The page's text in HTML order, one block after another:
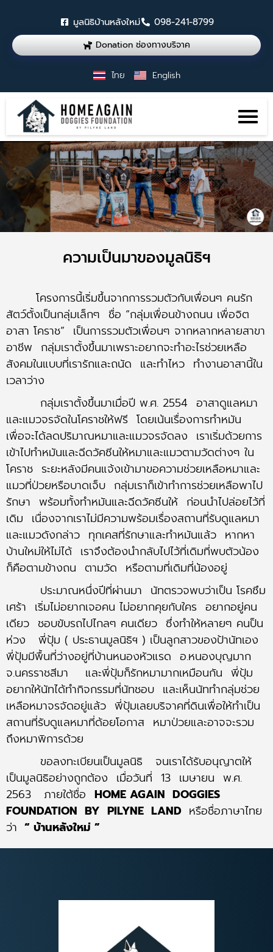
มูลนิธิบ้านหลังใหม่ 098-241-8799
Donation ช่องทางบริจาค
ไทย English
ความเป็นมาของมูลนิธิฯ
โครงการนี้เริ่มขึ้นจากการรวมตัวกับเพื่อนๆ คนรัก
สัตว์ตั้งเป็นกลุ่มเล็กๆ ชื่อ “กลุ่มเพื่อนข้างถนน เพื่อจิต
อาสา โคราช” เป็นการรวมตัวเพื่อนๆ จากหลากหลายสาขา
อาชีพ กลุ่มเราตั้งขึ้นมาเพราะอยากจะทำอะไรช่วยเหลือ
สังคมในแบบที่เรารักและถนัด และทำไหว ทำงานอาสานี้ใน
เวลาว่าง
กลุ่มเราตั้งขึ้นมาเมื่อปี พ.ศ. 2554 อาสาดูแลหมา
และแมวจรจัดในโคราชให้ฟรี โดยเน้นเรื่องการทำหมัน
เพื่อจะได้ลดปริมาณหมาและแมวจรจัดลง เราเริ่มด้วยการ
เข้าไปทำหมันและฉีดวัคซีนให้หมาและแมวตามวัดต่างๆ ใน
โคราช ระยะหลังมีคนแจ้งเข้ามาขอความช่วยเหลือหมาและ
แมวที่ป่วยหรือบาดเจ็บ กลุ่มเราก็เข้าทำการช่วยเหลือพาไป
รักษา พร้อมทั้งทำหมันและฉีดวัคซีนให้ ก่อนนำไปล่อยไว้ที่
เดิม เนื่องจากเราไม่มีความพร้อมเรื่องสถานที่รับดูแลหมา
และแมวดังกล่าว ทุกเคสที่รักษาและทำหมันแล้ว หากหา
บ้านใหม่ให้ไม่ได้ เราจึงต้องนำกลับไปไว้ที่เดิมที่พบตัวน้อง
ก็คือตามข้างถน ตามวัด หรือตามที่เดิมที่น้องอยู่
ประมาณหนึ่งปีที่ผ่านมา นัทตรวจพบว่าเป็น โรคซึม
เศร้า เริ่มไม่อยากเจอคน ไม่อยากคุยกับใคร อยากอยู่คน
เดียว ชอบขับรถไปไกลๆ คนเดียว ซึ่งทำให้หลายๆ คนป็น
ห่วง พี่ปุ้ม ( ประธานมูลนิธิฯ ) เป็นลูกสาวของป้านัทเอง
พี่ปุ้มมีพื้นที่ว่างอยู่ที่บ้านหนองหัวแรด อ.หนองบุญมาก
จ.นครราชสีมา และพี่ปุ้มก็รักหมามากเหมือนกัน พี่ปุ้ม
อยากให้นัทได้ทำกิจกรรมที่นัทชอบ และเห็นนัททำกลุ่มช่วย
เหลือหมาจรจัดอยู่แล้ว พี่ปุ้มเลยบริจาคที่ดินเพื่อให้ทำเป็น
สถานที่รับดูแลหมาที่ด้อยโอกาส หมาป่วยและอาจจะรวม
ถึงหมาพิการด้วย
ขอลงทะเบียนเป็นมูลนิธิ จนเราได้รับอนุญาตให้
เป็นมูลนิธิอย่างถูกต้อง เมื่อวันที่ 13 เมษายน พ.ศ.
2563 ภายใต้ชื่อ HOME AGAIN DOGGIES
FOUNDATION BY PILYNE LAND หรือชื่อภาษาไทย
ว่า “ บ้านหลังใหม่ ”